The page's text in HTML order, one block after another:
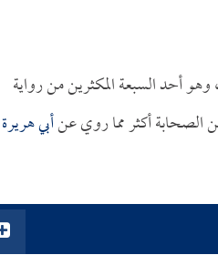
أحد السبعة المكثرين من رواية
الصحابة أكثر مما روي عنأبي هريرة